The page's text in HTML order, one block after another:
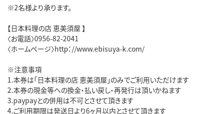
※2名様より承ります。
【日本料理の店 恵美須屋 】
〈お電話〉0956-82-2041
〈ホームページ〉http：//www.ebisuya-k.com/
※注意事項
1.本券は「日本料理の店 恵美須屋」のみでご利用いただけます
2.本券の現金等への換金・払い戻し・再発行は頂いかねます
3.paypayとの併用は不可とさせて頂きます
4.ご利用期限は発送日より6ヶ月以内とさせて頂きます